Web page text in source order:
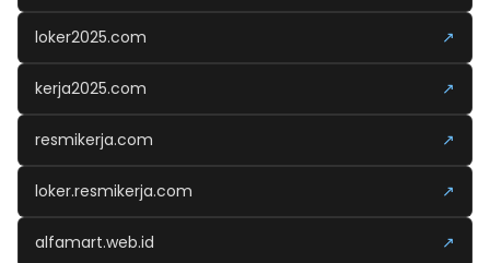
loker2025.com ↗
kerja2025.com ↗
resmikerja.com ↗
loker.resmikerja.com ↗
alfamart.web.id ↗